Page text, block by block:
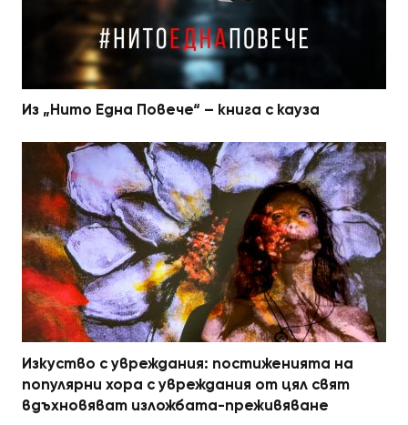
Из „Нито Една Повече“ – книга с кауза
Изкуство с увреждания: постиженията на
популярни хора с увреждания от цял свят
вдъхновяват изложбата-преживяване